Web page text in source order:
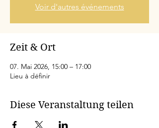
Voir d'autres événements
Zeit & Ort
07. Mai 2026, 15:00 – 17:00
Lieu à définir
Diese Veranstaltung teilen